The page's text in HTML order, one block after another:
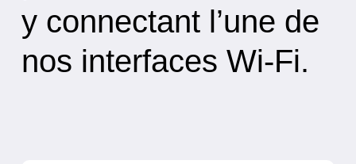
y connectant l’une de
nos interfaces Wi-Fi.